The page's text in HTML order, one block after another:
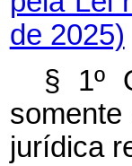
de 2025)
§ 1º
jurídica